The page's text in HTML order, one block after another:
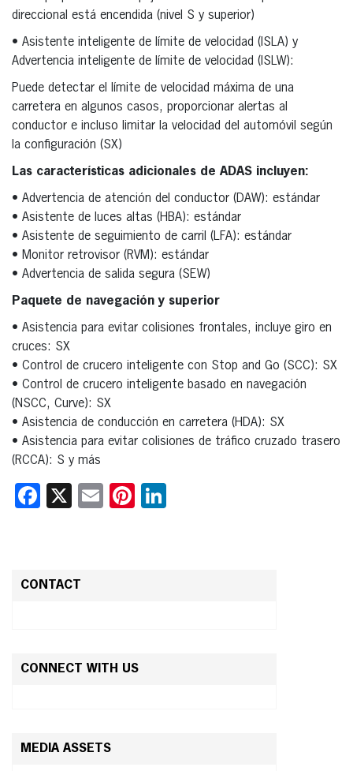
direccional está encendida (nivel S y superior)
• Asistente inteligente de límite de velocidad (ISLA) y
Advertencia inteligente de límite de velocidad (ISLW):
Puede detectar el límite de velocidad máxima de una
carretera en algunos casos, proporcionar alertas al
conductor e incluso limitar la velocidad del automóvil según
la configuración (SX)
Las características adicionales de ADAS incluyen:
• Advertencia de atención del conductor (DAW): estándar
• Asistente de luces altas (HBA): estándar
• Asistente de seguimiento de carril (LFA): estándar
• Monitor retrovisor (RVM): estándar
• Advertencia de salida segura (SEW)
Paquete de navegación y superior
• Asistencia para evitar colisiones frontales, incluye giro en
cruces: SX
• Control de crucero inteligente con Stop and Go (SCC): SX
• Control de crucero inteligente basado en navegación
(NSCC, Curve): SX
• Asistencia de conducción en carretera (HDA): SX
• Asistencia para evitar colisiones de tráfico cruzado trasero
(RCCA): S y más
Facebook
X EmailPinterest
CONTACT
CONNECT WITH US
MEDIA ASSETS